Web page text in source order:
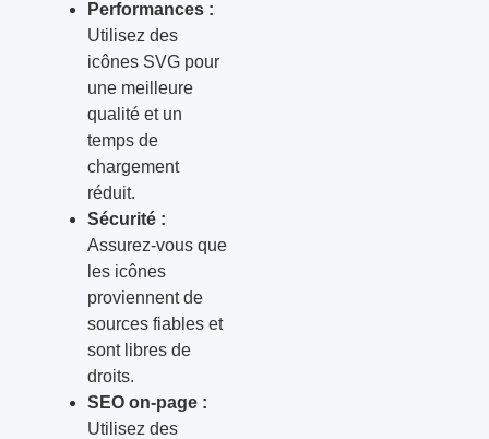
Performances :
Utilisez des
icônes SVG pour
une meilleure
qualité et un
temps de
chargement
réduit.
Sécurité :
Assurez-vous que
les icônes
proviennent de
sources fiables et
sont libres de
droits.
SEO on-page :
Utilisez des